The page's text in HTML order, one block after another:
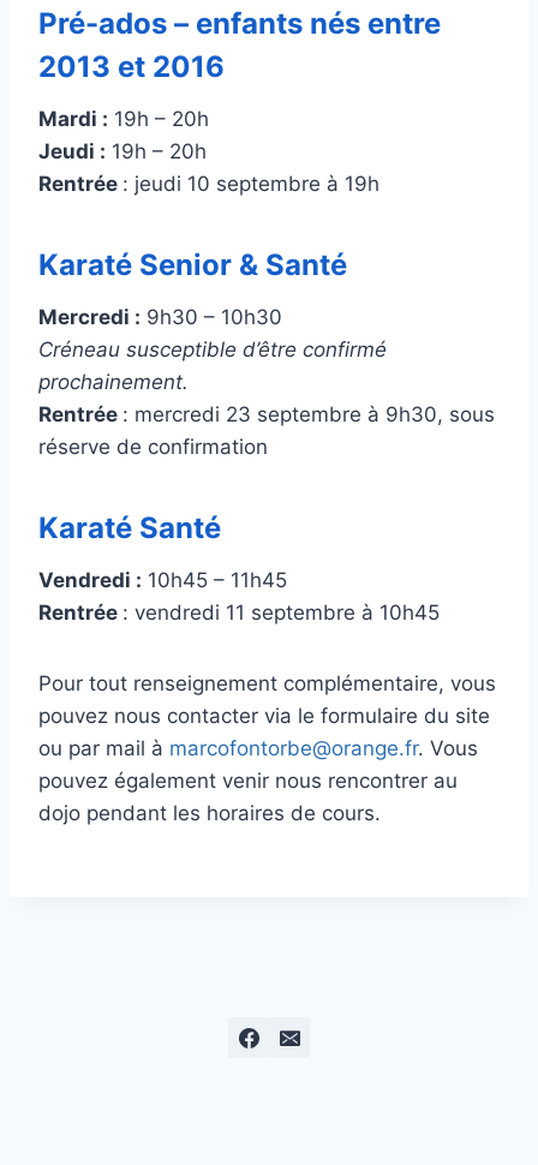
Pré-ados – enfants nés entre
2013 et 2016
Mardi : 19h – 20h
Jeudi : 19h – 20h
Rentrée : jeudi 10 septembre à 19h
Karaté Senior & Santé
Mercredi : 9h30 – 10h30
Créneau susceptible d’être confirmé
prochainement.
Rentrée : mercredi 23 septembre à 9h30, sous
réserve de confirmation
Karaté Santé
Vendredi : 10h45 – 11h45
Rentrée : vendredi 11 septembre à 10h45
Pour tout renseignement complémentaire, vous
pouvez nous contacter via le formulaire du site
ou par mail à marcofontorbe@orange.fr. Vous
pouvez également venir nous rencontrer au
dojo pendant les horaires de cours.